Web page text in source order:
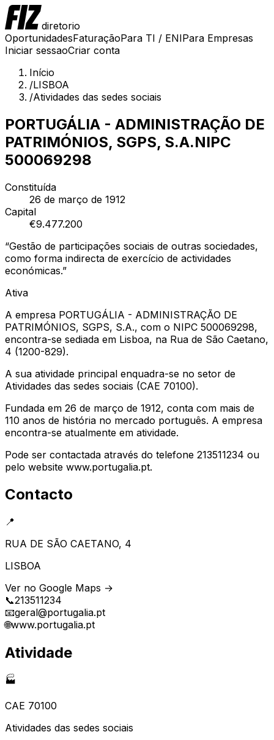
diretorio
OportunidadesFaturaçãoPara TI / ENIPara Empresas
Iniciar sessaoCriar conta
Início
/LISBOA
/Atividades das sedes sociais
PORTUGÁLIA - ADMINISTRAÇÃO DE
PATRIMÓNIOS, SGPS, S.A.NIPC
500069298
Constituída
26 de março de 1912
Capital
€9.477.200
“Gestão de participações sociais de outras sociedades,
como forma indirecta de exercício de actividades
económicas.”
Ativa
A empresa PORTUGÁLIA - ADMINISTRAÇÃO DE
PATRIMÓNIOS, SGPS, S.A., com o NIPC 500069298,
encontra-se sediada em Lisboa, na Rua de São Caetano,
4 (1200-829).
A sua atividade principal enquadra-se no setor de
Atividades das sedes sociais (CAE 70100).
Fundada em 26 de março de 1912, conta com mais de
110 anos de história no mercado português. A empresa
encontra-se atualmente em atividade.
Pode ser contactada através do telefone 213511234 ou
pelo website www.portugalia.pt.
Contacto
📍
RUA DE SÃO CAETANO, 4
LISBOA
Ver no Google Maps →
📞213511234
📧geral@portugalia.pt
🌐www.portugalia.pt
Atividade
🏭
CAE 70100
Atividades das sedes sociais